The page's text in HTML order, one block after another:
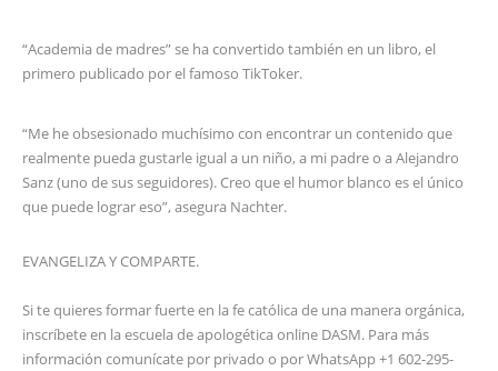
“Academia de madres” se ha convertido también en un libro, el
primero publicado por el famoso TikToker.
“Me he obsesionado muchísimo con encontrar un contenido que
realmente pueda gustarle igual a un niño, a mi padre o a Alejandro
Sanz (uno de sus seguidores). Creo que el humor blanco es el único
que puede lograr eso”, asegura Nachter.
EVANGELIZA Y COMPARTE.
Si te quieres formar fuerte en la fe católica de una manera orgánica,
inscríbete en la escuela de apologética online DASM. Para más
información comunícate por privado o por WhatsApp +1 602-295-